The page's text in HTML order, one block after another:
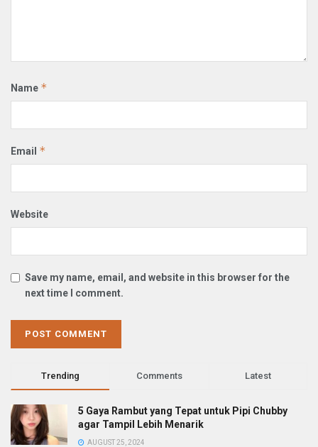
Name *
Email *
Website
Save my name, email, and website in this browser for the
next time I comment.
Trending Comments Latest
5 Gaya Rambut yang Tepat untuk Pipi Chubby
agar Tampil Lebih Menarik
AUGUST 25, 2024